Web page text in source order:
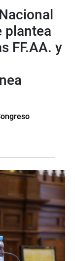
plantea
FF.AA. y